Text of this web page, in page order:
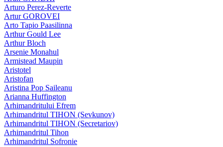
Arturo Perez-Reverte
Artur GOROVEI
Arto Tapio Paasilinna
Arthur Gould Lee
Arthur Bloch
Arsenie Monahul
Armistead Maupin
Aristotel
Aristofan
Aristina Pop Saileanu
Arianna Huffington
Arhimandritului Efrem
Arhimandritul TIHON (Sevkunov)
Arhimandritul TIHON (Secretariov)
Arhimandritul Tihon
Arhimandritul Sofronie